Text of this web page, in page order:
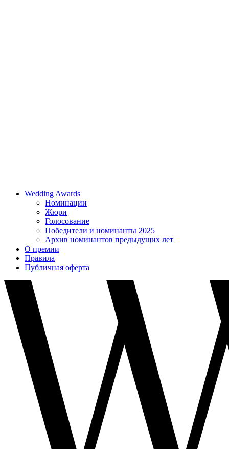
Wedding Awards
Номинации
Жюри
Голосование
Победители и номинанты 2025
Архив номинантов предыдущих лет
О премии
Правила
Публичная оферта